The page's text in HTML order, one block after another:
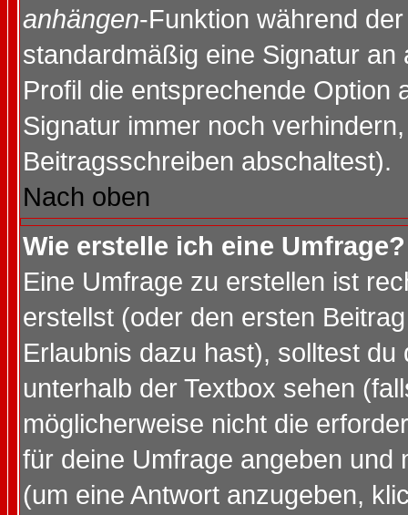
anhängen-Funktion während
standardmäßig eine Signatur
Profil die entsprechende Option
Signatur immer noch
Beitragsschreiben abschaltest).
Nach oben
Wie erstelle ich eine Umfrage?
Eine Umfrage zu erstellen ist
erstellst (oder den ersten
Erlaubnis dazu hast), solltest
unterhalb der Textbox sehen
möglicherweise nicht die
für deine Umfrage angeben und
(um eine Antwort anzugeben,